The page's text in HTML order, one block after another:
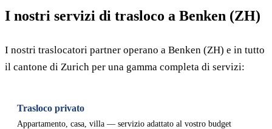
I nostri servizi di trasloco a Benken (ZH)
I nostri traslocatori partner operano a Benken (ZH) e in tutto
il cantone di Zurich per una gamma completa di servizi:
Trasloco privato
Appartamento, casa, villa — servizio adattato al vostro budget